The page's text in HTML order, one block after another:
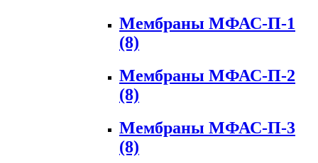
Мембраны МФАС-П-1
(8)
Мембраны МФАС-П-2
(8)
Мембраны МФАС-П-3
(8)